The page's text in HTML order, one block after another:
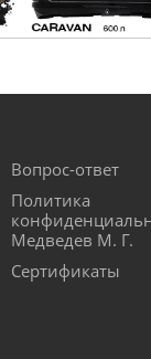
Вопрос-ответ
Политика
Медведев М. Г.
Сертификаты